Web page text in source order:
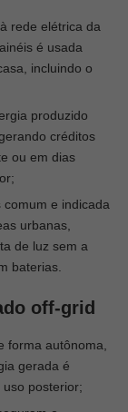
rede elétrica da
é usada
incluindo o
produzido
créditos
ou em dias
e indicada
urbanas,
de luz sem a
baterias.
off-grid
forma autônoma,
gerada é
posterior;